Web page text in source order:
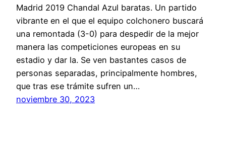
Madrid 2019 Chandal Azul baratas. Un partido
vibrante en el que el equipo colchonero buscará
una remontada (3-0) para despedir de la mejor
manera las competiciones europeas en su
estadio y dar la. Se ven bastantes casos de
personas separadas, principalmente hombres,
que tras ese trámite sufren un…
noviembre 30, 2023